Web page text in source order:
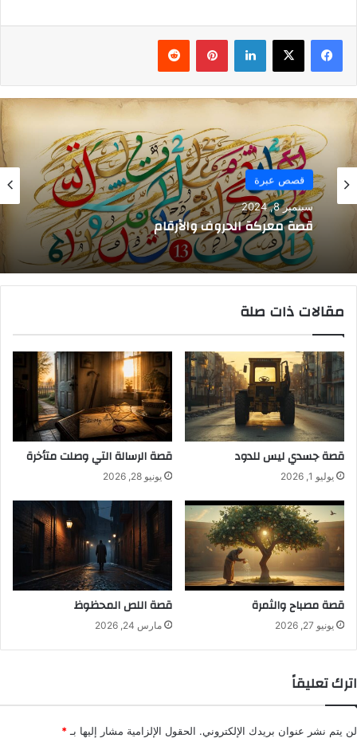
فيسبوك ‫X لينكدإن بينتيريست
قصص عبرة
سبتمبر 8, 2024
قصة معركة الحروف والأرقام
مقالات ذات صلة
قصة جسدي ليس للدود
يوليو 1, 2026
قصة الرسالة التي وصلت متأخرة
يونيو 28, 2026
قصة مصباح والثمرة
يونيو 27, 2026
قصة اللص المحظوظ
مارس 24, 2026
اترك تعليقاً
لن يتم نشر عنوان بريدك الإلكتروني. الحقول الإلزامية مشار إليها بـ *